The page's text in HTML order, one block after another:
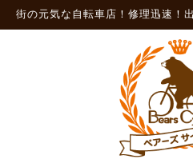
街の元気な自転車店！修理迅速！